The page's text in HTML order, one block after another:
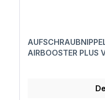
AIRBOOSTER PLUS